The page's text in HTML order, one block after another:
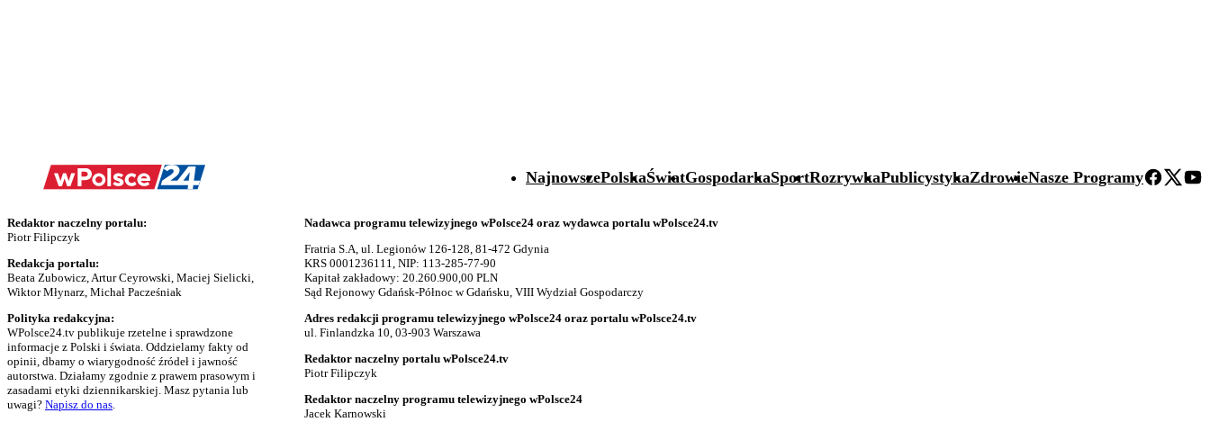
NajnowszePolskaŚwiatGospodarkaSportRozrywkaPublicystykaZdrowieNasze Programy
Redaktor naczelny portalu:
Piotr Filipczyk
Redakcja portalu:
Beata Zubowicz, Artur Ceyrowski, Maciej Sielicki,
Wiktor Młynarz, Michał Pacześniak
Polityka redakcyjna:
WPolsce24.tv publikuje rzetelne i sprawdzone
informacje z Polski i świata. Oddzielamy fakty od
opinii, dbamy o wiarygodność źródeł i jawność
autorstwa. Działamy zgodnie z prawem prasowym i
zasadami etyki dziennikarskiej. Masz pytania lub
uwagi? Napisz do nas.
Nadawca programu telewizyjnego wPolsce24 oraz wydawca portalu wPolsce24.tv
Fratria S.A, ul. Legionów 126-128, 81-472 Gdynia
KRS 0001236111, NIP: 113-285-77-90
Kapitał zakładowy: 20.260.900,00 PLN
Sąd Rejonowy Gdańsk-Północ w Gdańsku, VIII Wydział Gospodarczy
Adres redakcji programu telewizyjnego wPolsce24 oraz portalu wPolsce24.tv
ul. Finlandzka 10, 03-903 Warszawa
Redaktor naczelny portalu wPolsce24.tv
Piotr Filipczyk
Redaktor naczelny programu telewizyjnego wPolsce24
Jacek Karnowski